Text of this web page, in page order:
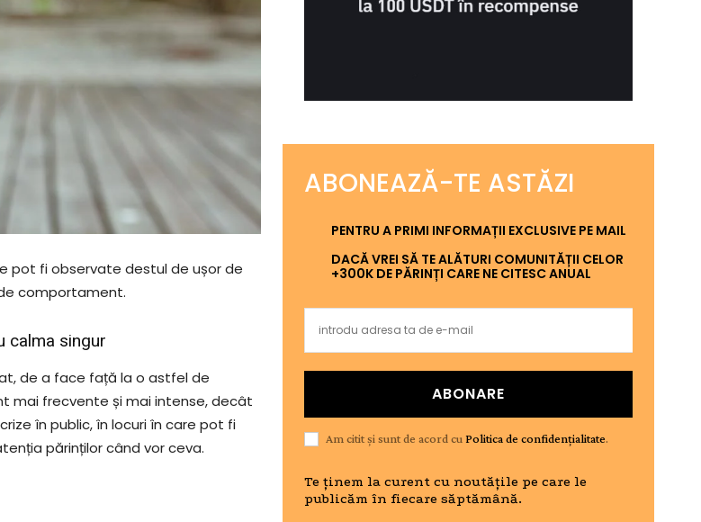
pot fi observate destul de ușor de
comportament.
calma singur
de a face față la o astfel de
mai frecvente și mai intense, decât
în public, în locuri în care pot fi
părinților când vor ceva.
ABONEAZĂ-TE ASTĂZI
PENTRU A PRIMI INFORMAȚII EXCLUSIVE PE MAIL
DACĂ VREI SĂ TE ALĂTURI COMUNITĂȚII CELOR
+300K DE PĂRINȚI CARE NE CITESC ANUAL
ABONARE
Am citit și sunt de acord cuPolitica de confidențialitate.
Te ținem la curent cu noutățile pe care le
publicăm în fiecare săptămână.